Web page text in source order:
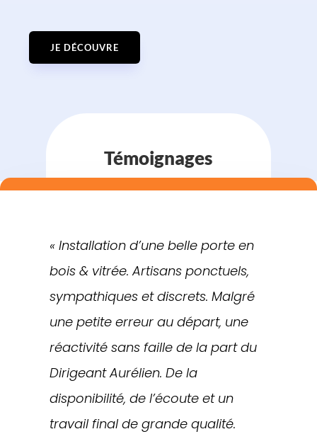
JE DÉCOUVRE
Témoignages
« Installation d’une belle porte en
bois & vitrée. Artisans ponctuels,
sympathiques et discrets. Malgré
une petite erreur au départ, une
réactivité sans faille de la part du
Dirigeant Aurélien. De la
disponibilité, de l’écoute et un
travail final de grande qualité.